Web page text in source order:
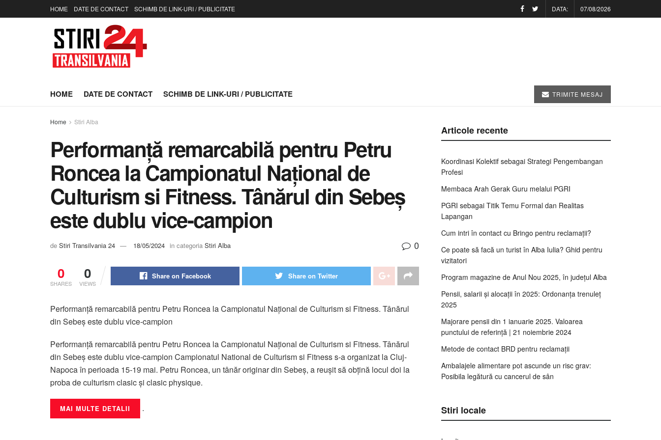
HOME DATE DE CONTACT SCHIMB DE LINK-URI / PUBLICITATE DATA: 07/08/2026
HOME DATE DE CONTACT SCHIMB DE LINK-URI / PUBLICITATE TRIMITE MESAJ
Home Stiri Alba
Performanță remarcabilă pentru Petru
Roncea la Campionatul Național de
Culturism si Fitness. Tânărul din Sebeș
este dublu vice-campion
de Stiri Transilvania 24 18/05/2024 in categoria Stiri Alba 0
0
SHARES
0
VIEWS
Share on Facebook Share on Twitter
Performanță remarcabilă pentru Petru Roncea la Campionatul Național de Culturism si Fitness. Tânărul
din Sebeș este dublu vice-campion
Performanță remarcabilă pentru Petru Roncea la Campionatul Național de Culturism si Fitness. Tânărul
din Sebeș este dublu vice-campion Campionatul National de Culturism si Fitness s-a organizat la Cluj-
Napoca în perioada 15-19 mai. Petru Roncea, un tânăr originar din Sebeș, a reușit să obțină locul doi la
proba de culturism clasic și clasic physique.
MAI MULTE DETALII .
Articole recente
Koordinasi Kolektif sebagai Strategi Pengembangan
Profesi
Membaca Arah Gerak Guru melalui PGRI
PGRI sebagai Titik Temu Formal dan Realitas
Lapangan
Cum intri în contact cu Bringo pentru reclamații?
Ce poate să facă un turist în Alba Iulia? Ghid pentru
vizitatori
Program magazine de Anul Nou 2025, în județul Alba
Pensii, salarii și alocații în 2025: Ordonanța trenuleț
2025
Majorare pensii din 1 ianuarie 2025. Valoarea
punctului de referință | 21 noiembrie 2024
Metode de contact BRD pentru reclamații
Ambalajele alimentare pot ascunde un risc grav:
Posibila legătură cu cancerul de sân
Stiri locale